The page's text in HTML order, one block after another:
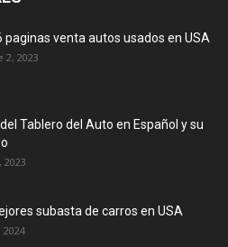
paginas venta autos usados en USA
2, 2023
Tablero del Auto en Español y su
subasta de carros en USA